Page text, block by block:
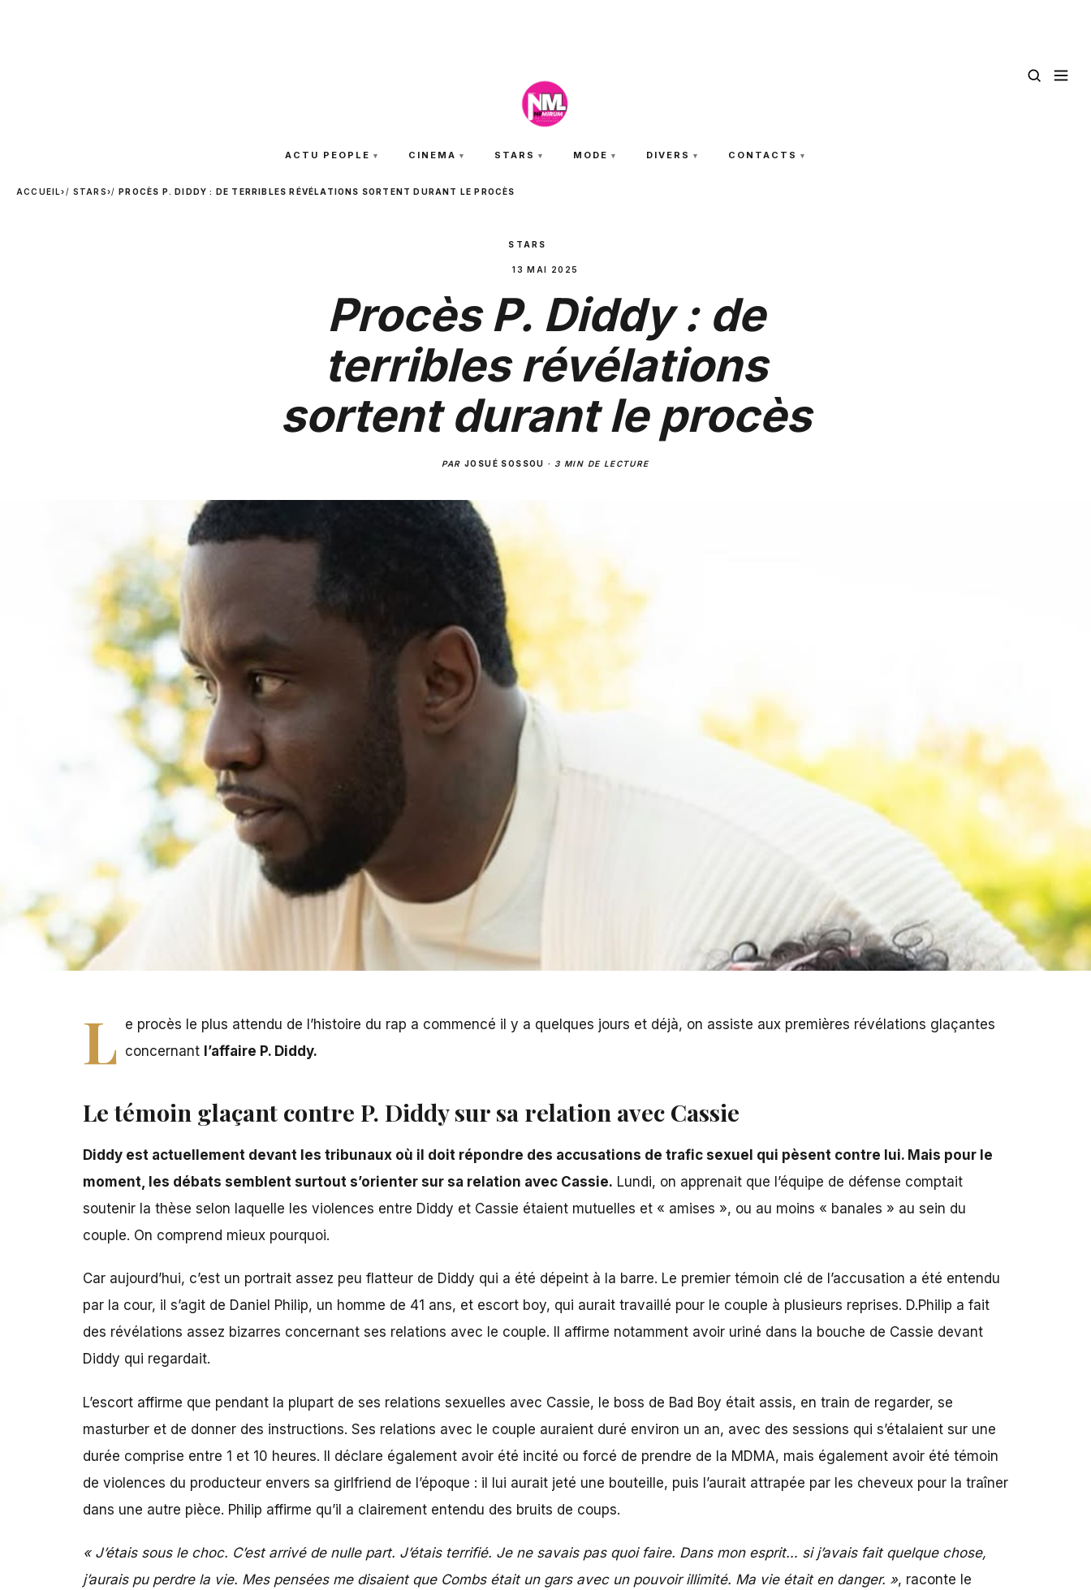
ACTU PEOPLE CINEMA STARS MODE DIVERS CONTACTS
ACCUEIL› STARS› PROCÈS P. DIDDY : DE TERRIBLES RÉVÉLATIONS SORTENT DURANT LE PROCÈS
STARS
13 MAI 2025
Procès P. Diddy : de
terribles révélations
sortent durant le procès
PARJOSUÉ SOSSOU · 3 MIN DE LECTURE
L e procès le plus attendu de l’histoire du rap a commencé il y a quelques jours et déjà, on assiste aux premières révélations glaçantes
concernant l’affaire P. Diddy.
Le témoin glaçant contre P. Diddy sur sa relation avec Cassie
Diddy est actuellement devant les tribunaux où il doit répondre des accusations de trafic sexuel qui pèsent contre lui. Mais pour le
moment, les débats semblent surtout s’orienter sur sa relation avec Cassie. Lundi, on apprenait que l’équipe de défense comptait
soutenir la thèse selon laquelle les violences entre Diddy et Cassie étaient mutuelles et « amises », ou au moins « banales » au sein du
couple. On comprend mieux pourquoi.
Car aujourd’hui, c’est un portrait assez peu flatteur de Diddy qui a été dépeint à la barre. Le premier témoin clé de l’accusation a été entendu
par la cour, il s’agit de Daniel Philip, un homme de 41 ans, et escort boy, qui aurait travaillé pour le couple à plusieurs reprises. D.Philip a fait
des révélations assez bizarres concernant ses relations avec le couple. Il affirme notamment avoir uriné dans la bouche de Cassie devant
Diddy qui regardait.
L’escort affirme que pendant la plupart de ses relations sexuelles avec Cassie, le boss de Bad Boy était assis, en train de regarder, se
masturber et de donner des instructions. Ses relations avec le couple auraient duré environ un an, avec des sessions qui s’étalaient sur une
durée comprise entre 1 et 10 heures. Il déclare également avoir été incité ou forcé de prendre de la MDMA, mais également avoir été témoin
de violences du producteur envers sa girlfriend de l’époque : il lui aurait jeté une bouteille, puis l’aurait attrapée par les cheveux pour la traîner
dans une autre pièce. Philip affirme qu’il a clairement entendu des bruits de coups.
« J’étais sous le choc. C’est arrivé de nulle part. J’étais terrifié. Je ne savais pas quoi faire. Dans mon esprit… si j’avais fait quelque chose,
j’aurais pu perdre la vie. Mes pensées me disaient que Combs était un gars avec un pouvoir illimité. Ma vie était en danger. », raconte le